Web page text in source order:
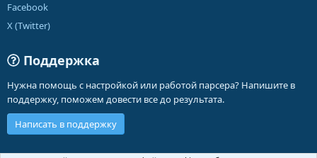
Facebook
X (Twitter)
Поддержка
Нужна помощь с настройкой или работой парсера? Напишите в
поддержку, поможем довести все до результата.
Написать в поддержку